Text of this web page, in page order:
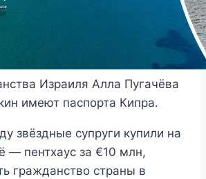
Израиля Алла Пугачёва
имеют паспорта Кипра.
звёздные супруги купили на
— пентхаус за €10 млн,
гражданство страны в